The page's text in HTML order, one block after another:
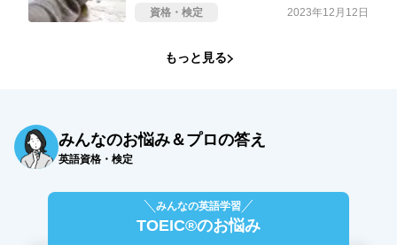
資格・検定 2023年12月12日
もっと見る
みんなのお悩み＆プロの答え
英語資格・検定
みんなの英語学習
TOEIC®のお悩み